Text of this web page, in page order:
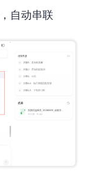
自动串联